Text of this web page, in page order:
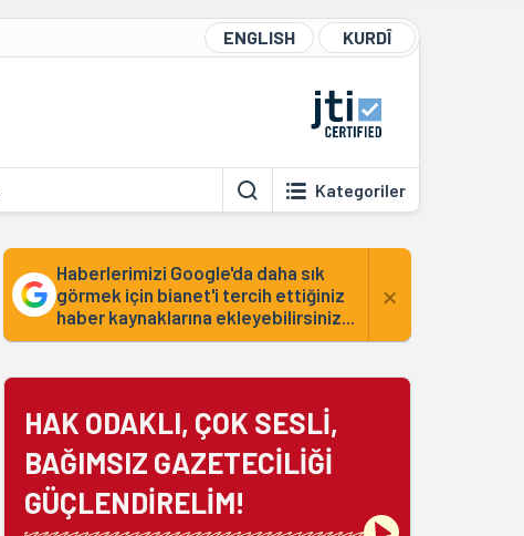
ENGLISH KURDÎ
Kategoriler
Haberlerimizi Google'da daha sık
görmek için bianet'i tercih ettiğiniz
haber kaynaklarına ekleyebilirsiniz...
×
HAK ODAKLI, ÇOK SESLİ,
BAĞIMSIZ GAZETECİLİĞİ
GÜÇLENDİRELİM!